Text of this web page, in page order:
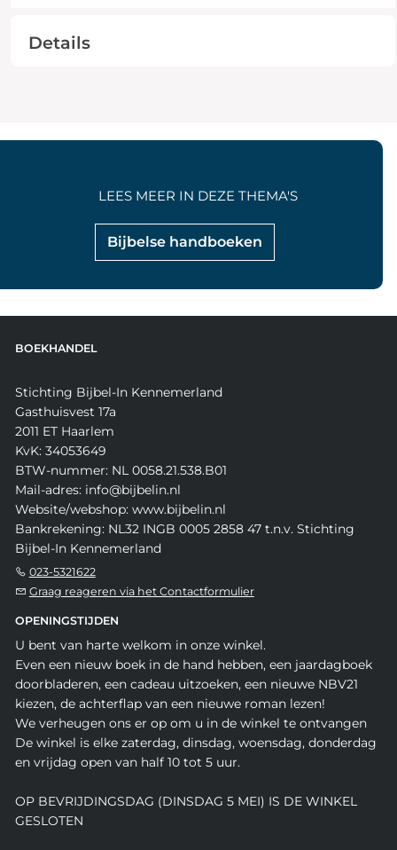
Details
Bijbelse handboeken
LEES MEER IN DEZE THEMA'S
BOEKHANDEL
Stichting Bijbel-In Kennemerland
Gasthuisvest 17a
2011 ET Haarlem
KvK: 34053649
BTW-nummer: NL 0058.21.538.B01
Mail-adres: info@bijbelin.nl
Website/webshop: www.bijbelin.nl
Bankrekening: NL32 INGB 0005 2858 47 t.n.v. Stichting
Bijbel-In Kennemerland
023-5321622
Graag reageren via het Contactformulier
OPENINGSTIJDEN
U bent van harte welkom in onze winkel.
Even een nieuw boek in de hand hebben, een jaardagboek
doorbladeren, een cadeau uitzoeken, een nieuwe NBV21
kiezen, de achterflap van een nieuwe roman lezen!
We verheugen ons er op om u in de winkel te ontvangen
De winkel is elke zaterdag, dinsdag, woensdag, donderdag
en vrijdag open van half 10 tot 5 uur.
OP BEVRIJDINGSDAG (DINSDAG 5 MEI) IS DE WINKEL
GESLOTEN